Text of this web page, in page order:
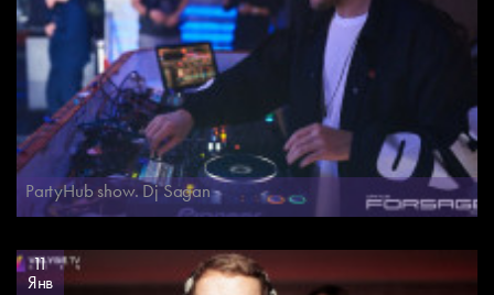
PartyHub show. Dj Sagan
11
Янв